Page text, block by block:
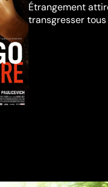
Étrangement
transgresser